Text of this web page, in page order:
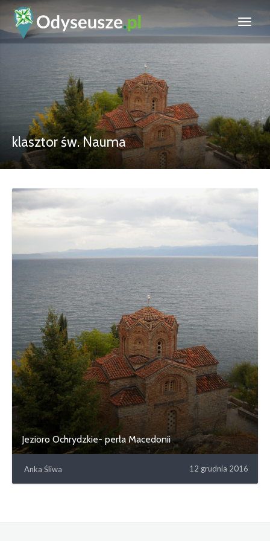
klasztor św. Nauma
Jezioro Ochrydzkie- perła Macedonii
Anka Śliwa 12 grudnia 2016